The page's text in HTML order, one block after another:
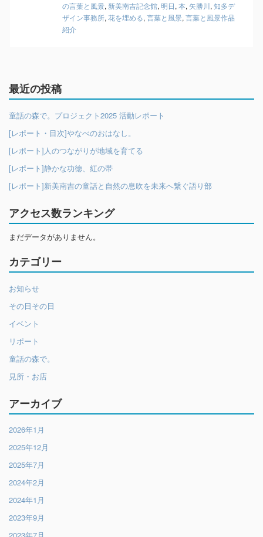
の言葉と風景, 新美南吉記念館,明日,本, 矢勝川,知多デ
ザイン事務所,花を埋める,言葉と風景,言葉と風景作品
紹介
最近の投稿
童話の森で。プロジェクト2025 活動レポート
[レポート・目次]やなべのおはなし。
[レポート]人のつながりが地域を育てる
[レポート]静かな功徳、紅の帯
[レポート]新美南吉の童話と自然の息吹を未来へ繋ぐ語り部
アクセス数ランキング
まだデータがありません。
カテゴリー
お知らせ
その日その日
イベント
リポート
童話の森で。
見所・お店
アーカイブ
2026年1月
2025年12月
2025年7月
2024年2月
2024年1月
2023年9月